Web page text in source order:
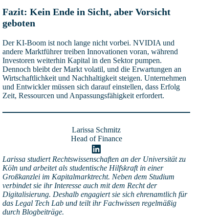
Fazit: Kein Ende in Sicht, aber Vorsicht
geboten
Der KI-Boom ist noch lange nicht vorbei. NVIDIA und
andere Marktführer treiben Innovationen voran, während
Investoren weiterhin Kapital in den Sektor pumpen.
Dennoch bleibt der Markt volatil, und die Erwartungen an
Wirtschaftlichkeit und Nachhaltigkeit steigen. Unternehmen
und Entwickler müssen sich darauf einstellen, dass Erfolg
Zeit, Ressourcen und Anpassungsfähigkeit erfordert.
Larissa Schmitz
Head of Finance
LinkedIn
Larissa studiert Rechtswissenschaften an der Universität zu
Köln und arbeitet als studentische Hilfskraft in einer
Großkanzlei im Kapitalmarktrecht. Neben dem Studium
verbindet sie ihr Interesse auch mit dem Recht der
Digitalisierung. Deshalb engagiert sie sich ehrenamtlich für
das Legal Tech Lab und teilt ihr Fachwissen regelmäßig
durch Blogbeiträge.